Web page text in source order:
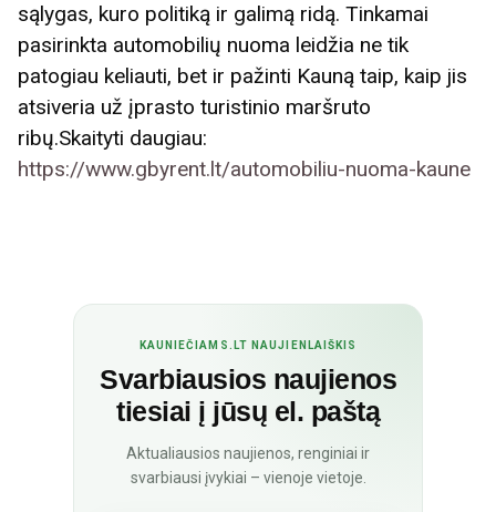
sąlygas, kuro politiką ir galimą ridą. Tinkamai
pasirinkta automobilių nuoma leidžia ne tik
patogiau keliauti, bet ir pažinti Kauną taip, kaip jis
atsiveria už įprasto turistinio maršruto
ribų.Skaityti daugiau:
https://www.gbyrent.lt/automobiliu-nuoma-kaune
KAUNIEČIAMS.LT NAUJIENLAIŠKIS
Svarbiausios naujienos
tiesiai į jūsų el. paštą
Aktualiausios naujienos, renginiai ir
svarbiausi įvykiai – vienoje vietoje.